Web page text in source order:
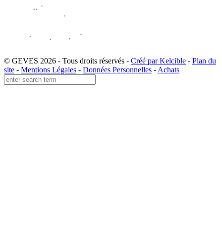
© GEVES 2026 - Tous droits réservés - Créé par Kelcible - Plan du
site - Mentions Légales - Données Personnelles - Achats